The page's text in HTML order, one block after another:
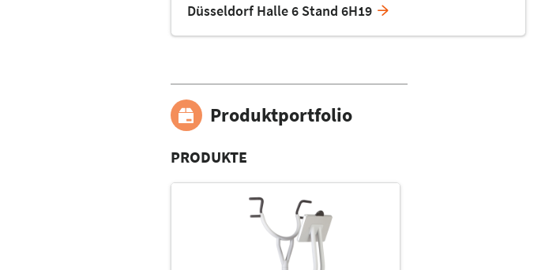
Düsseldorf Halle 6 Stand 6H19
Produktportfolio
PRODUKTE